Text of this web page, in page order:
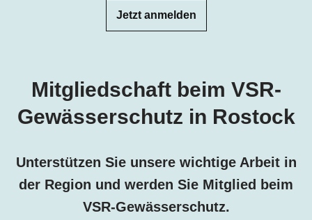
Jetzt anmelden
Mitgliedschaft beim VSR-
Gewässerschutz in Rostock
Unterstützen Sie unsere wichtige Arbeit in
der Region und werden Sie Mitglied beim
VSR-Gewässerschutz.